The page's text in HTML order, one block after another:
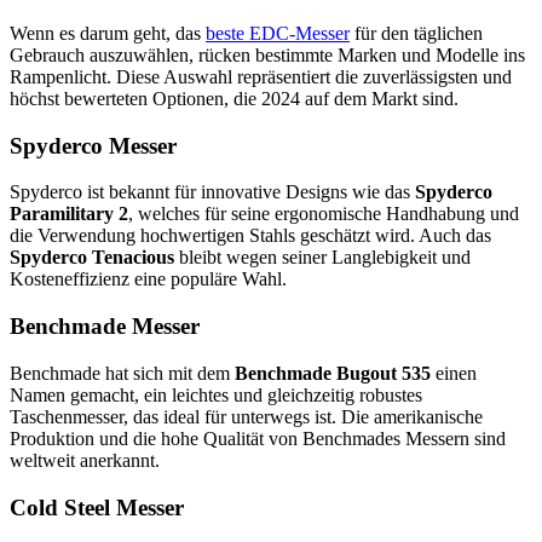
Wenn es darum geht, das beste EDC-Messerfür den täglichen
Gebrauch auszuwählen, rücken bestimmte Marken und Modelle ins
Rampenlicht. Diese Auswahl repräsentiert die zuverlässigsten und
höchst bewerteten Optionen, die 2024 auf dem Markt sind.
Spyderco Messer
Spyderco ist bekannt für innovative Designs wie das Spyderco
Paramilitary 2, welches für seine ergonomische Handhabung und
die Verwendung hochwertigen Stahls geschätzt wird. Auch das
Spyderco Tenacious bleibt wegen seiner Langlebigkeit und
Kosteneffizienz eine populäre Wahl.
Benchmade Messer
Benchmade hat sich mit dem Benchmade Bugout 535 einen
Namen gemacht, ein leichtes und gleichzeitig robustes
Taschenmesser, das ideal für unterwegs ist. Die amerikanische
Produktion und die hohe Qualität von Benchmades Messern sind
weltweit anerkannt.
Cold Steel Messer